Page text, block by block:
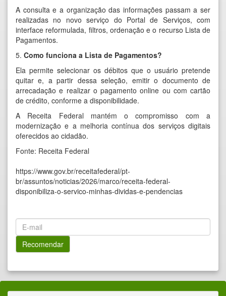
A consulta e a organização das informações passam a ser
realizadas no novo serviço do Portal de Serviços, com
interface reformulada, filtros, ordenação e o recurso Lista de
Pagamentos.
5. Como funciona a Lista de Pagamentos?
Ela permite selecionar os débitos que o usuário pretende
quitar e, a partir dessa seleção, emitir o documento de
arrecadação e realizar o pagamento online ou com cartão
de crédito, conforme a disponibilidade.
A Receita Federal mantém o compromisso com a
modernização e a melhoria contínua dos serviços digitais
oferecidos ao cidadão.
Fonte: Receita Federal
https://www.gov.br/receitafederal/pt-
br/assuntos/noticias/2026/marco/receita-federal-
disponibiliza-o-servico-minhas-dividas-e-pendencias